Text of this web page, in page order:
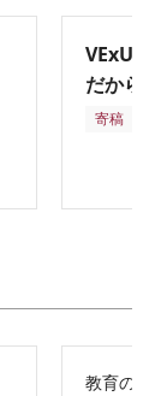
VExUS
だから
寄稿
教育の再